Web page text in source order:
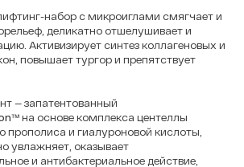
набор с микроиглами смягчает и
деликатно отшелушивает и
Активизирует синтез коллагеновых и
повышает тургор и препятствует
— запатентованный
на основе комплекса центеллы
прополиса и гиалуроновой кислоты,
увлажняет, оказывает
и антибактериальное действие,